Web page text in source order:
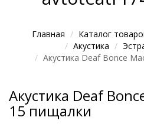
Главная Каталог
Акустика
Акустика Deaf Bonce
Акустика Deaf
15 пищалки